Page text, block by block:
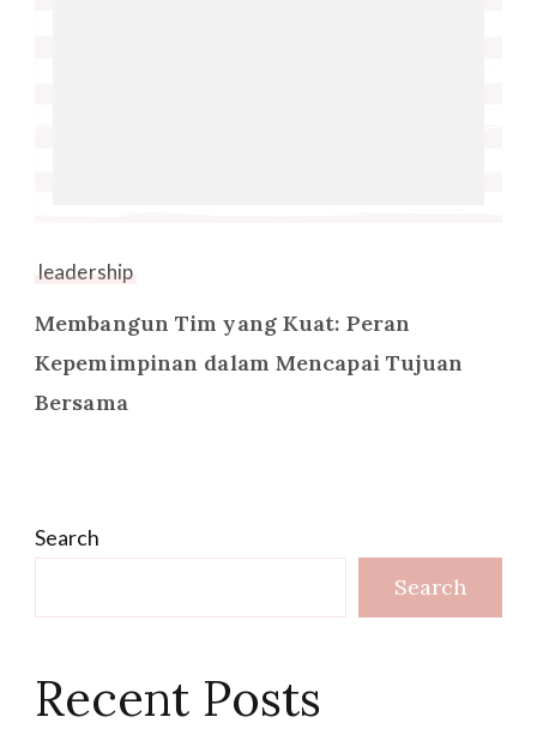
leadership
Membangun Tim yang Kuat: Peran
Kepemimpinan dalam Mencapai Tujuan
Bersama
Search
Search
Recent Posts